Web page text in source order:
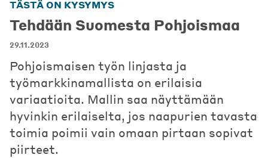
TÄSTÄ ON KYSYMYS
Tehdään Suomesta Pohjoismaa
29.11.2023
Pohjoismaisen työn linjasta ja
työmarkkinamallista on erilaisia
variaatioita. Mallin saa näyttämään
hyvinkin erilaiselta, jos naapurien tavasta
toimia poimii vain omaan pirtaan sopivat
piirteet.